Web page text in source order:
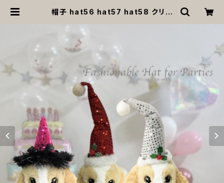
帽子 hat56 hat57 hat58 クリス
帽子 パーティー 小物 アクセサリー フ
ォーマル おしゃれ 上品 犬 犬服 猫 猫
服 ペット | MOANA